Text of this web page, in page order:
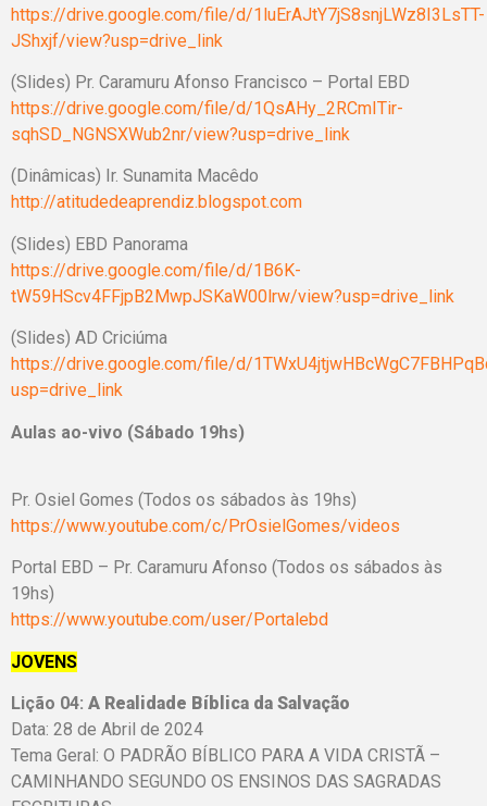
https://drive.google.com/file/d/1luErAJtY7jS8snjLWz8I3LsTT-
JShxjf/view?usp=drive_link
(Slides) Pr. Caramuru Afonso Francisco – Portal EBD
https://drive.google.com/file/d/1QsAHy_2RCmITir-
sqhSD_NGNSXWub2nr/view?usp=drive_link
(Dinâmicas) Ir. Sunamita Macêdo
http://atitudedeaprendiz.blogspot.com
(Slides) EBD Panorama
https://drive.google.com/file/d/1B6K-
tW59HScv4FFjpB2MwpJSKaW00lrw/view?usp=drive_link
(Slides) AD Criciúma
https://drive.google.com/file/d/
usp=drive_link
Aulas ao-vivo (Sábado 19hs)
Pr. Osiel Gomes (Todos os sábados às 19hs)
https://www.youtube.com/c/PrOsielGomes/videos
Portal EBD – Pr. Caramuru Afonso (Todos os sábados às
19hs)
https://www.youtube.com/user/Portalebd
JOVENS
Lição 04: A Realidade Bíblica da Salvação
Data: 28 de Abril de 2024
Tema Geral: O PADRÃO BÍBLICO PARA A VIDA CRISTÃ –
CAMINHANDO SEGUNDO OS ENSINOS DAS SAGRADAS